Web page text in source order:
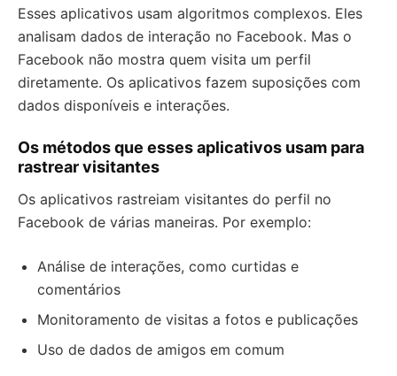
Esses aplicativos usam algoritmos complexos. Eles
analisam dados de interação no Facebook. Mas o
Facebook não mostra quem visita um perfil
diretamente. Os aplicativos fazem suposições com
dados disponíveis e interações.
Os métodos que esses aplicativos usam para
rastrear visitantes
Os aplicativos rastreiam visitantes do perfil no
Facebook de várias maneiras. Por exemplo:
Análise de interações, como curtidas e
comentários
Monitoramento de visitas a fotos e publicações
Uso de dados de amigos em comum